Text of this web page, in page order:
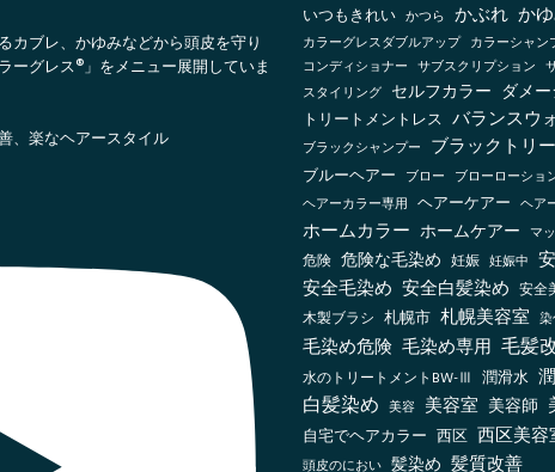
カブレ、かゆみなどから頭皮を守り
ーグレス®」をメニュー展開していま
、楽なヘアースタイル
いつもきれい かつら かぶれ か
カラーグレスダブルアップ カラーシャン
コンディショナー サブスクリプション
スタイリング セルフカラー ダメ
トリートメントレス バランスウ
ブラックシャンプー ブラックトリ
ブルーヘアー ブロー ブローローショ
ヘアーカラー専用 ヘアーケアー ヘア
ホームカラー ホームケアー マ
危険 危険な毛染め 妊娠 妊娠中
安全毛染め 安全白髪染め 安全
木製ブラシ 札幌市 札幌美容室
毛染め危険 毛染め専用 毛髪
水のトリートメントBW-Ⅲ 潤滑水
白髪染め 美容 美容室 美容師
自宅でヘアカラー 西区 西区美容
頭皮のにおい 髪染め 髪質改善